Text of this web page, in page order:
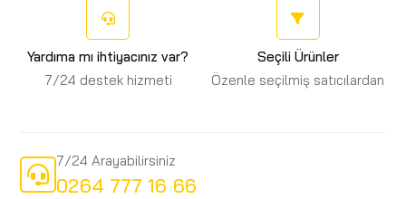
Yardıma mı ihtiyacınız var?
7/24 destek hizmeti
Seçili Ürünler
Özenle seçilmiş satıcılardan
7/24 Arayabilirsiniz
0264 777 16 66